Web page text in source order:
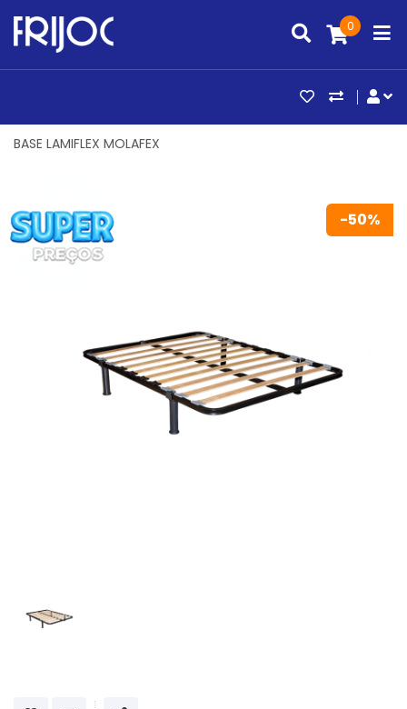
0
ARTIGOS
BASE LAMIFLEX MOLAFEX
-50%